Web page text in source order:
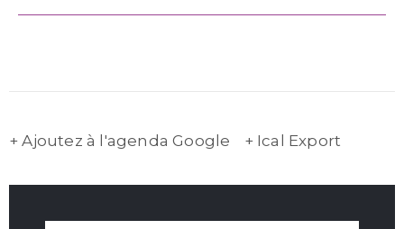
+ Ajoutez à l'agenda Google + Ical Export